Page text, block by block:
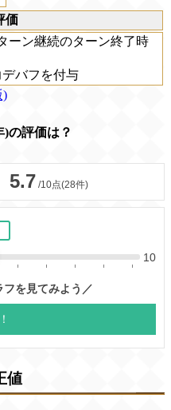
価
ーン継続のターン終了時
デバフを付与
)
の評価は？
値